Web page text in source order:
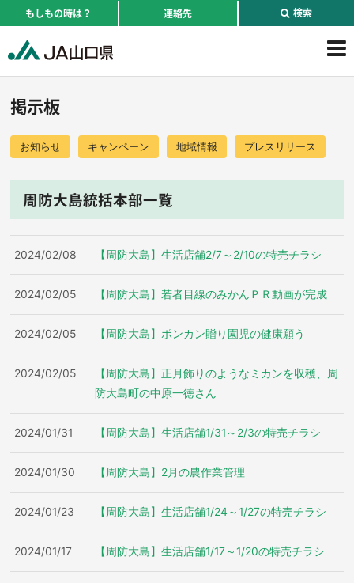
もしもの時は？ 連絡先 検索
掲示板
お知らせ キャンペーン 地域情報 プレスリリース
周防大島統括本部一覧
2024/02/08 【周防大島】生活店舗2/7～2/10の特売チラシ
2024/02/05 【周防大島】若者目線のみかんＰＲ動画が完成
2024/02/05 【周防大島】ポンカン贈り園児の健康願う
2024/02/05
【周防大島】正月飾りのようなミカンを収穫、周
防大島町の中原一徳さん
2024/01/31 【周防大島】生活店舗1/31～2/3の特売チラシ
2024/01/30 【周防大島】2月の農作業管理
2024/01/23 【周防大島】生活店舗1/24～1/27の特売チラシ
2024/01/17 【周防大島】生活店舗1/17～1/20の特売チラシ